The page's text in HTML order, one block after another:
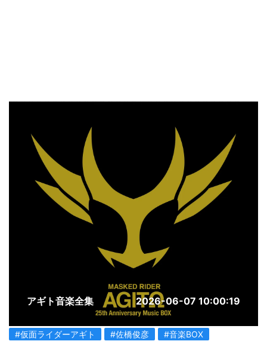
アギト音楽全集 2026-06-07 10:00:19
#仮面ライダーアギト #佐橋俊彦 #音楽BOX